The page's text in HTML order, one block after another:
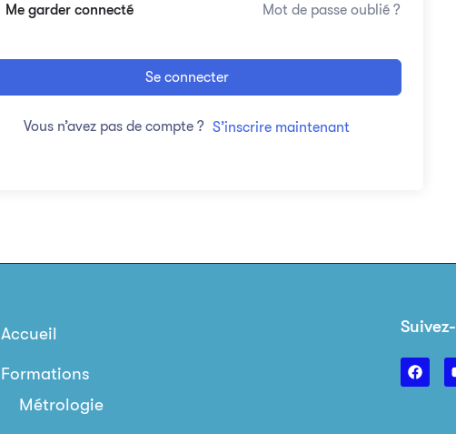
Me garder connecté Mot de passe oublié ?
Se connecter
Vous n’avez pas de compte ? S’inscrire maintenant
Accueil
Formations
Métrologie